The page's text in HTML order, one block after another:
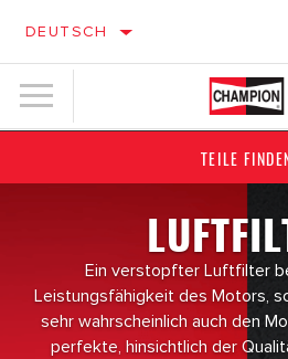
DEUTSCH
TEILE
Ein verstopfter Luftfilter
Leistungsfähigkeit des Motors,
sehr wahrscheinlich auch den
perfekte, hinsichtlich der